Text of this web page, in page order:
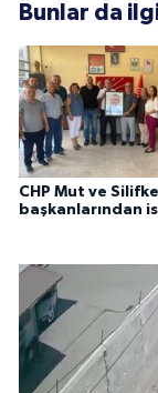
Bunlar da
CHP Mut ve
başkanlarından